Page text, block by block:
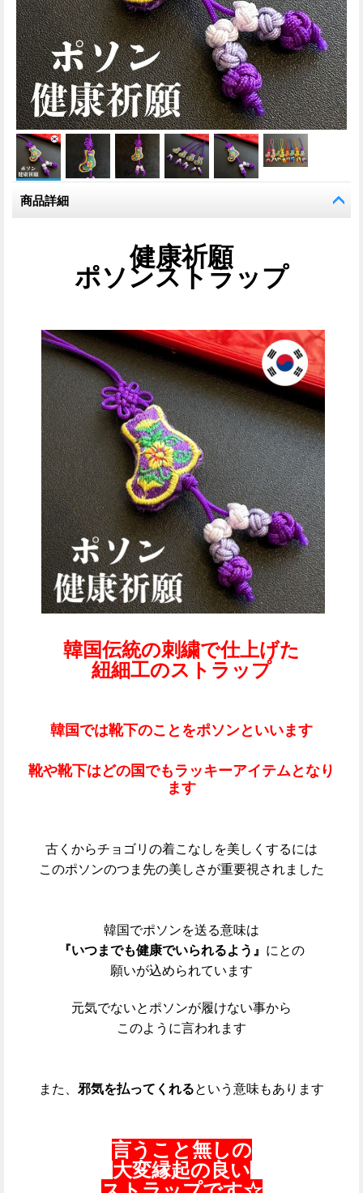
商品詳細
健康祈願
ポソンストラップ
韓国伝統の刺繍で仕上げた
紐細工のストラップ
韓国では靴下のことをポソンといいます
靴や靴下はどの国でもラッキーアイテムとなり
ます
古くからチョゴリの着こなしを美しくするには
このポソンのつま先の美しさが重要視されました
韓国でポソンを送る意味は
『いつまでも健康でいられるよう』 にとの
願いが込められています
元気でないとポソンが履けない事から
このように言われます
また、 邪気を払ってくれるという意味もあります
言うこと無しの
大変縁起の良い